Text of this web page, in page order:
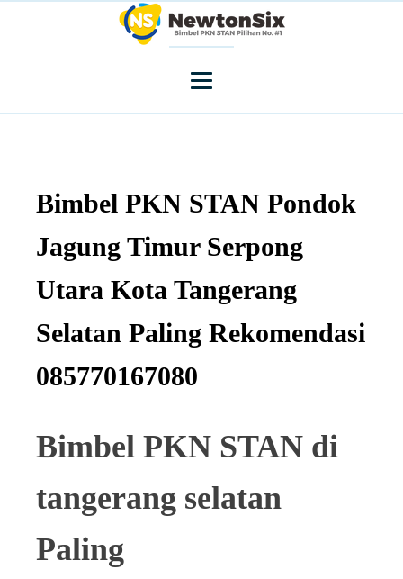
Bimbel PKN STAN Pondok
Jagung Timur Serpong
Utara Kota Tangerang
Selatan Paling Rekomendasi
085770167080
Bimbel PKN STAN di
tangerang selatan
Paling